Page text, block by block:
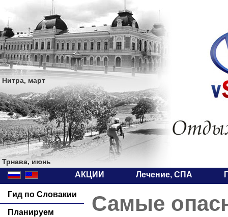
Нитра, март
Трнава, июнь
АКЦИИ Лечение, СПА
Гид по Словакии
Планируем
Самые